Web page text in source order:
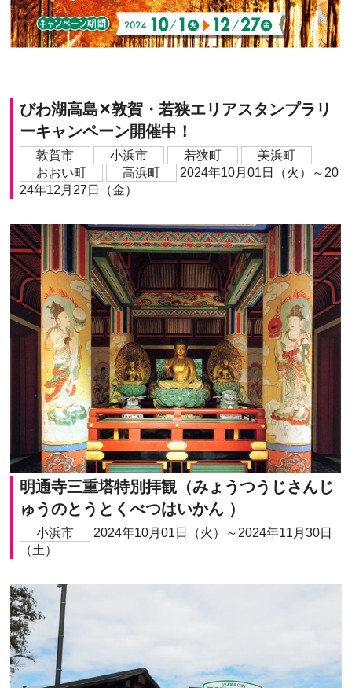
びわ湖高島✕敦賀・若狭エリアスタンプラリ
ーキャンペーン開催中！
敦賀市 小浜市 若狭町
美浜町
おおい町
高浜町
2024年10月01日（火）～20
24年12月27日（金）
明通寺三重塔特別拝観（みょうつうじさんじ
ゅうのとうとくべつはいかん ）
小浜市
2024年10月01日（火）～2024年11月30日
（土）